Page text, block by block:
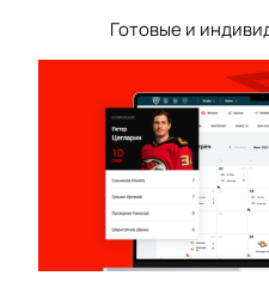
Готовые и